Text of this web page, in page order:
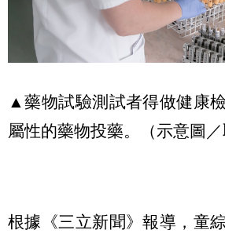
▲藥物試驗測試者得做健康
屬性的藥物投藥。（示意圖／
根據《三立新聞》報導，童